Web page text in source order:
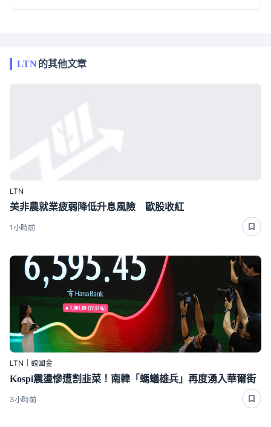
LTN的其他文章
LTN
美非農就業疲弱降低升息風險 歐股收紅
1小時前
LTN｜魏國金
Kospi震盪慘遭割韭菜！南韓「螞蟻雄兵」再度湧入華爾街
3小時前